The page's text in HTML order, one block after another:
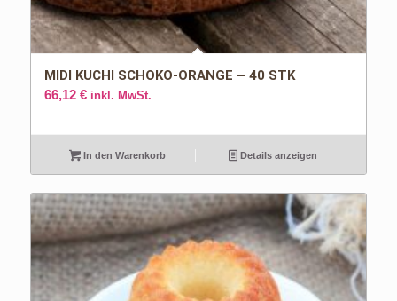
MIDI KUCHI SCHOKO-ORANGE – 40 STK
66,12 € inkl. MwSt.
In den Warenkorb Details anzeigen